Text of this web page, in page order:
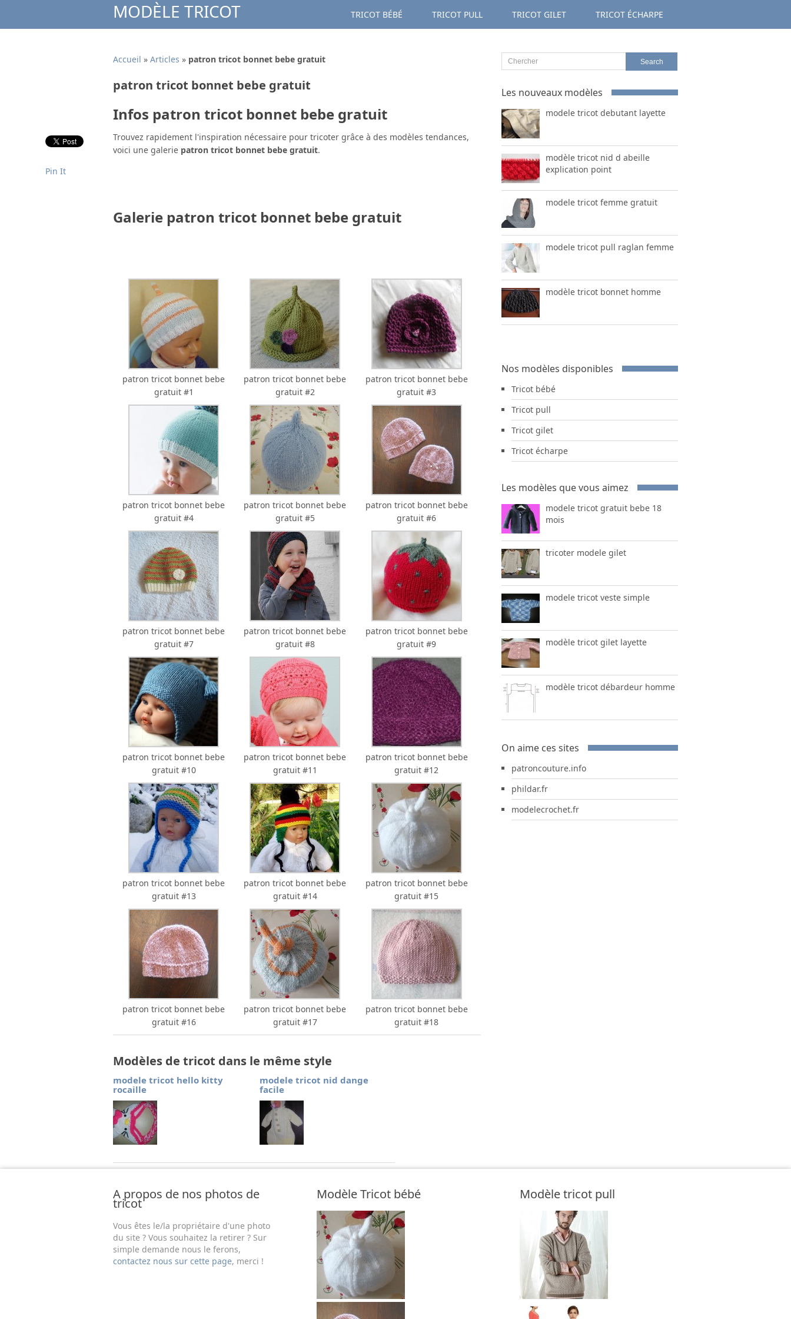
MODÈLE TRICOT TRICOT BÉBÉ TRICOT PULL TRICOT GILET TRICOT ÉCHARPE
Accueil » Articles » patron tricot bonnet bebe gratuit
patron tricot bonnet bebe gratuit
Infos patron tricot bonnet bebe gratuit
Trouvez rapidement l'inspiration nécessaire pour tricoter grâce à des modèles tendances,
voici une galerie patron tricot bonnet bebe gratuit.
Galerie patron tricot bonnet bebe gratuit
patron tricot bonnet bebe
gratuit #1
patron tricot bonnet bebe
gratuit #2
patron tricot bonnet bebe
gratuit #3
patron tricot bonnet bebe
gratuit #4
patron tricot bonnet bebe
gratuit #5
patron tricot bonnet bebe
gratuit #6
patron tricot bonnet bebe
gratuit #7
patron tricot bonnet bebe
gratuit #8
patron tricot bonnet bebe
gratuit #9
patron tricot bonnet bebe
gratuit #10
patron tricot bonnet bebe
gratuit #11
patron tricot bonnet bebe
gratuit #12
patron tricot bonnet bebe
gratuit #13
patron tricot bonnet bebe
gratuit #14
patron tricot bonnet bebe
gratuit #15
patron tricot bonnet bebe
gratuit #16
patron tricot bonnet bebe
gratuit #17
patron tricot bonnet bebe
gratuit #18
Pin It
Modèles de tricot dans le même style
modele tricot hello kitty
rocaille
modele tricot nid dange
facile
Les nouveaux modèles
modele tricot debutant layette
modèle tricot nid d abeille
explication point
modele tricot femme gratuit
modele tricot pull raglan femme
modèle tricot bonnet homme
Nos modèles disponibles
Tricot bébé
Tricot pull
Tricot gilet
Tricot écharpe
Les modèles que vous aimez
modele tricot gratuit bebe 18
mois
tricoter modele gilet
modele tricot veste simple
modèle tricot gilet layette
modèle tricot débardeur homme
On aime ces sites
patroncouture.info
phildar.fr
modelecrochet.fr
A propos de nos photos de
tricot
Vous êtes le/la propriétaire d'une photo
du site ? Vous souhaitez la retirer ? Sur
simple demande nous le ferons,
contactez nous sur cette page, merci !
Modèle Tricot bébé Modèle tricot pull